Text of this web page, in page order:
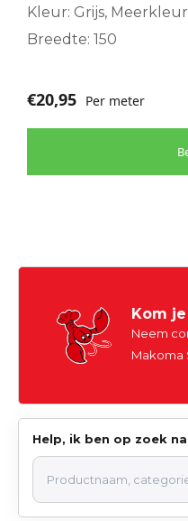
Kleur: Grijs,
Breedte: 150
€20,95 Per meter
Kom
Neem
Makoma
Help, ik ben op zoek